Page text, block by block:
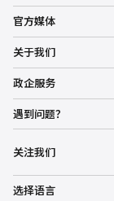
官方媒体
关于我们
政企服务
遇到问题？
关注我们
选择语言